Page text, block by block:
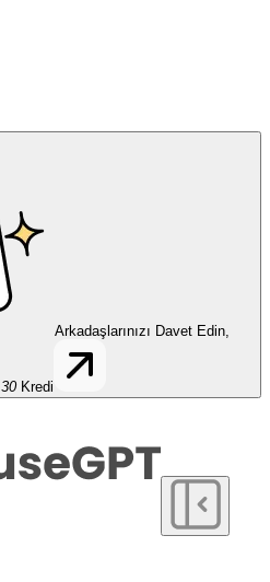
Arkadaşlarınızı Davet Edin,
30 Kredi